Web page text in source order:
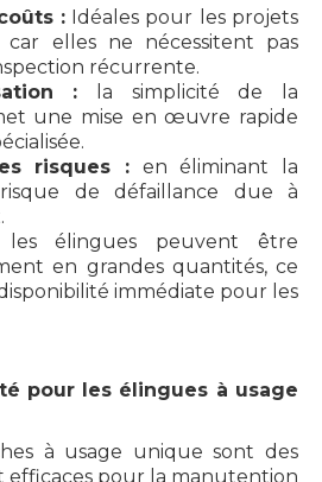
:Idéales pour les projets
elles ne nécessitent pas
récurrente.
: la simplicité de la
une mise en œuvre rapide
risques : en éliminant la
de défaillance due à
élingues peuvent être
en grandes quantités, ce
immédiate pour les
pour les élingues à usage
à usage unique sont des
efficaces pour la manutention